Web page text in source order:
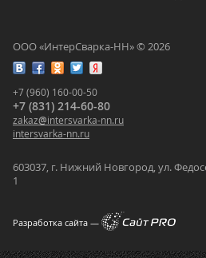
ООО «ИнтерСварка-НН» © 2026
+7 (960) 160-00-50
+7 (831) 214-60-80
zakaz@intersvarka-nn.ru
intersvarka-nn.ru
603037, г. Нижний Новгород, ул.
1
Разработка сайта —